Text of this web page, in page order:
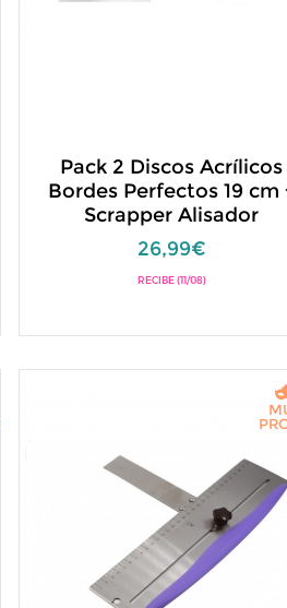
Pack 2 Discos Acrílicos
Bordes Perfectos 19 cm
Scrapper Alisador
26,99€
RECIBE (11/08)